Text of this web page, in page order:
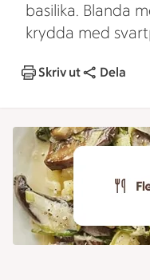
basilika. Blanda
krydda med
Skriv ut Dela